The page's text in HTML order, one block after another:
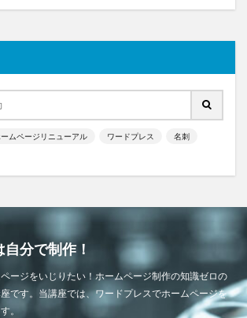
ムページリニューアル ワードプレス 名刺
分で制作！
ージをいじりたい！ホームページ制作の知識ゼロの
です。当講座では、ワードプレスでホームページを
。